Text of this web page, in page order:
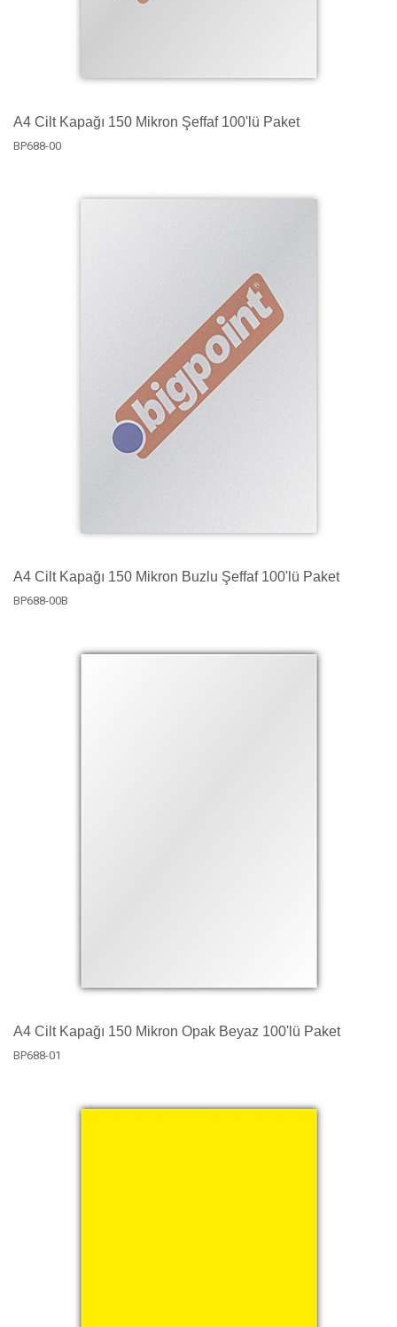
A4 Cilt Kapağı 150 Mikron Şeffaf 100'lü Paket
BP688-00
A4 Cilt Kapağı 150 Mikron Buzlu Şeffaf 100'lü Paket
BP688-00B
A4 Cilt Kapağı 150 Mikron Opak Beyaz 100'lü Paket
BP688-01